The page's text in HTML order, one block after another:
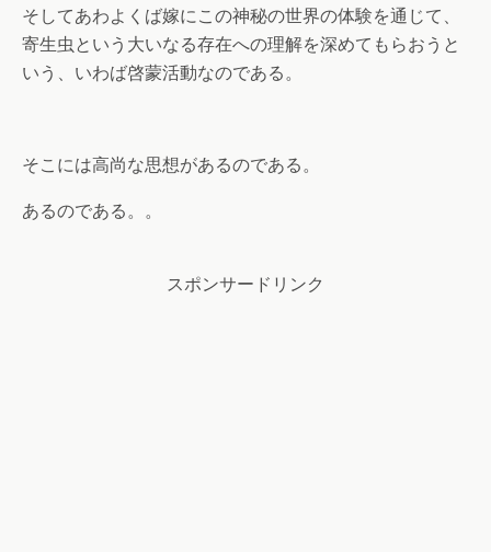
そしてあわよくば嫁にこの神秘の世界の体験を通じて、
寄生虫という大いなる存在への理解を深めてもらおうと
いう、いわば啓蒙活動なのである。
そこには高尚な思想があるのである。
あるのである。。
スポンサードリンク